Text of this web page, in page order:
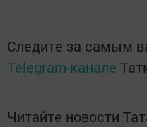
Следите за самым
Telegram-канале
Читайте новости